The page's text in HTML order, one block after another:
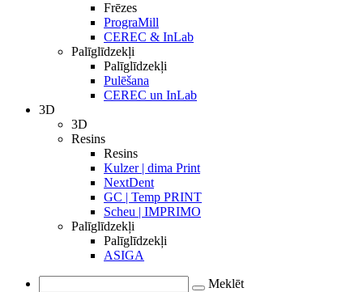
Frēzes
PrograMill
CEREC & InLab
Palīglīdzekļi
Palīglīdzekļi
Pulēšana
CEREC un InLab
3D
3D
Resins
Resins
Kulzer | dima Print
NextDent
GC | Temp PRINT
Scheu | IMPRIMO
Palīglīdzekļi
Palīglīdzekļi
ASIGA
Meklēt